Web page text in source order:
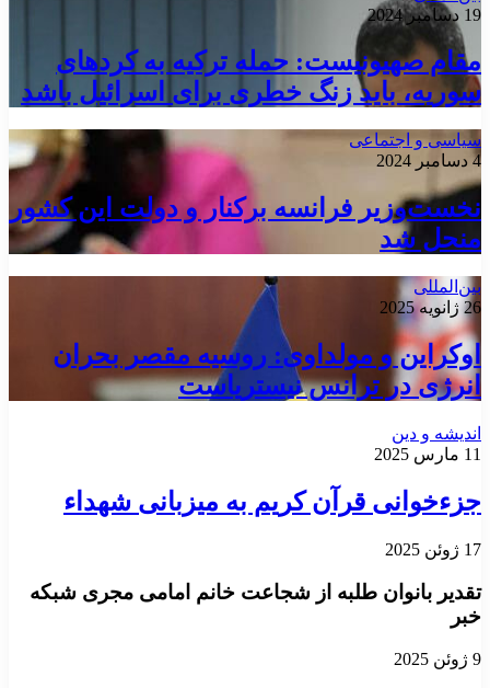
19 دسامبر 2024
مقام صهیونیست: حمله ترکیه به کردهای
سوریه، باید زنگ خطری برای اسرائیل باشد
سیاسی و اجتماعی
4 دسامبر 2024
نخست‌وزیر فرانسه برکنار و دولت این کشور
منحل شد
بین‌المللی
26 ژانویه 2025
اوکراین و مولداوی: روسیه مقصر بحران
انرژی در ترانس نیستریاست
اندیشه و دین
11 مارس 2025
جزءخوانی قرآن کریم به میزبانی شهداء
17 ژوئن 2025
​​​​​​​تقدیر بانوان طلبه از شجاعت خانم امامی مجری شبکه
خبر
9 ژوئن 2025